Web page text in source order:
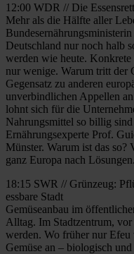
12:00 WDR // Die
Mehr als die Hälfte aller
Deutschland nur noch halb
werden wie heute.
nur wenige. Warum tritt der
Gegensatz zu anderen
unverbindlichen Appellen
lohnt sich für die
Nahrungsmittel so billig
Ernährungsexperte Prof.
Münster. Warum ist das
ganz Europa nach Lösungen.
18:15 SWR // Grünzeug:
essbare Stadt
Gemüseanbau im
Alltag. Im Stadtzentrum, vor
werden. Wo früher nur
Gemüse an – biologisch und